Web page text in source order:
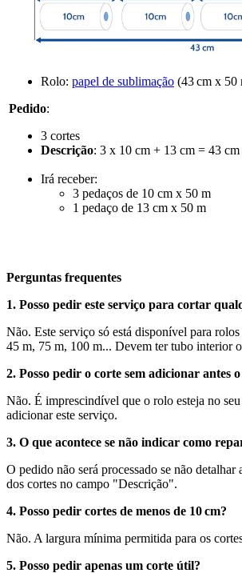
Rolo: papel de sublimação (43 cm x 50
Pedido:
3 cortes
Descrição: 3 x 10 cm + 13 cm = 43 cm
Irá receber:
3 pedaços de 10 cm x 50 m
1 pedaço de 13 cm x 50 m
Perguntas frequentes
1. Posso pedir este serviço para cortar
Não. Este serviço só está disponível para
45 m, 75 m, 100 m... Devem ter tubo interior
2. Posso pedir o corte sem adicionar antes
Não. É imprescindível que o rolo esteja no
adicionar este serviço.
3. O que acontece se não indicar como
O pedido não será processado se não detalhar
dos cortes no campo "Descrição".
4. Posso pedir cortes de menos de 10 cm?
Não. A largura mínima permitida para os
5. Posso pedir apenas um corte útil?